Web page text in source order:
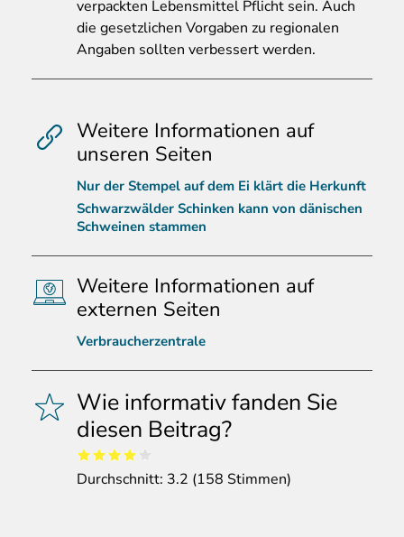
verpackten Lebensmittel Pflicht sein. Auch
die gesetzlichen Vorgaben zu regionalen
Angaben sollten verbessert werden.
Weitere Informationen auf
unseren Seiten
Nur der Stempel auf dem Ei klärt die Herkunft
Schwarzwälder Schinken kann von dänischen
Schweinen stammen
Weitere Informationen auf
externen Seiten
Verbraucherzentrale
Wie informativ fanden Sie
diesen Beitrag?
Durchschnitt: 3.2 (158 Stimmen)